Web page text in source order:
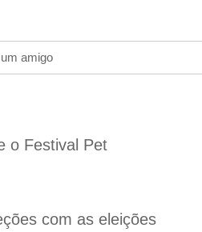
amigo
o Festival Pet
com as eleições